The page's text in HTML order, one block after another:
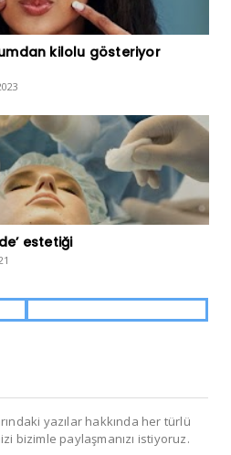
kilolu gösteriyor
estetiği
yazılar hakkında her türlü
bizimle paylaşmanızı istiyoruz.